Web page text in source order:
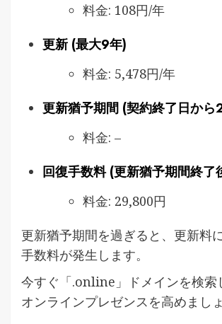
料金: 108円/年
更新 (最大9年)
料金: 5,478円/年
更新猶予期間 (契約終了日か
料金: –
回復手数料 (更新猶予期間終
料金: 29,800円
更新猶予期間を過ぎると、更新料
手数料が発生します。
今すぐ「.online」ドメインを検索
オンラインプレゼンスを高めましょ